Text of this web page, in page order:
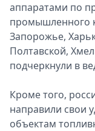
аппаратами по
промышленного
Запорожье,
Полтавской,
подчеркнули в
Кроме того,
направили свои
объектам